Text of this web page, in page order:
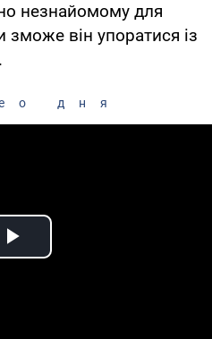
незнайомому для
зможе він упоратися із
дня
Play Video